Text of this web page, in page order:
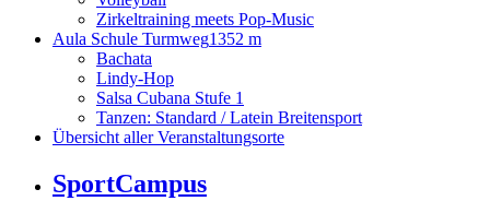
Zirkeltraining meets Pop-Music
Aula Schule Turmweg1352 m
Bachata
Lindy-Hop
Salsa Cubana Stufe 1
Tanzen: Standard / Latein Breitensport
Übersicht aller Veranstaltungsorte
SportCampus